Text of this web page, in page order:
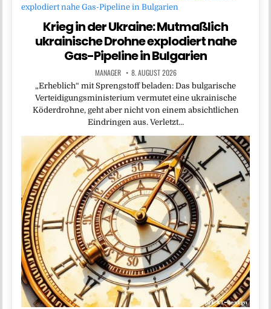
Krieg in der Ukraine: Mutmaßlich
ukrainische Drohne explodiert nahe
Gas-Pipeline in Bulgarien
MANAGER 8. AUGUST 2026
„Erheblich“ mit Sprengstoff beladen: Das bulgarische
Verteidigungsministerium vermutet eine ukrainische
Köderdrohne, geht aber nicht von einem absichtlichen
Eindringen aus. Verletzt…